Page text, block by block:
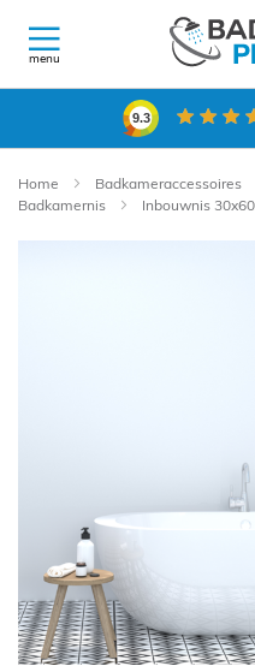
naar
de
menu
9.3
Home Badkameraccessoires
Badkamernis
Inbouwnis